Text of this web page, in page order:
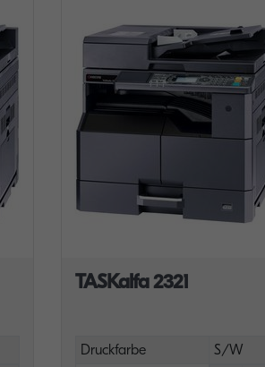
TASKalfa 2321
Druckfarbe
S/W